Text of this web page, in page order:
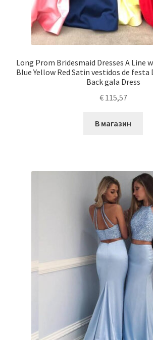
Long Prom Bridesmaid Dresses A Line
Blue Yellow Red Satin vestidos de festa
Back gala Dress
€115,57
В магазин